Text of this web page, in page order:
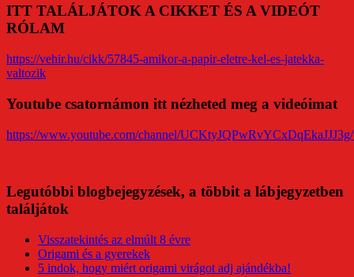
ITT TALÁLJÁTOK A CIKKET ÉS A VIDEÓT
RÓLAM
https://vehir.hu/cikk/57845-amikor-a-papir-eletre-kel-es-jatekka-
valtozik
Youtube csatornámon itt nézheted meg a videóimat
https://www.youtube.com/channel/
Legutóbbi blogbejegyzések, a többit a lábjegyzetben
találjátok
Visszatekintés az elmúlt 8 évre
Origami és a gyerekek
5 indok, hogy miért origami virágot adj ajándékba!